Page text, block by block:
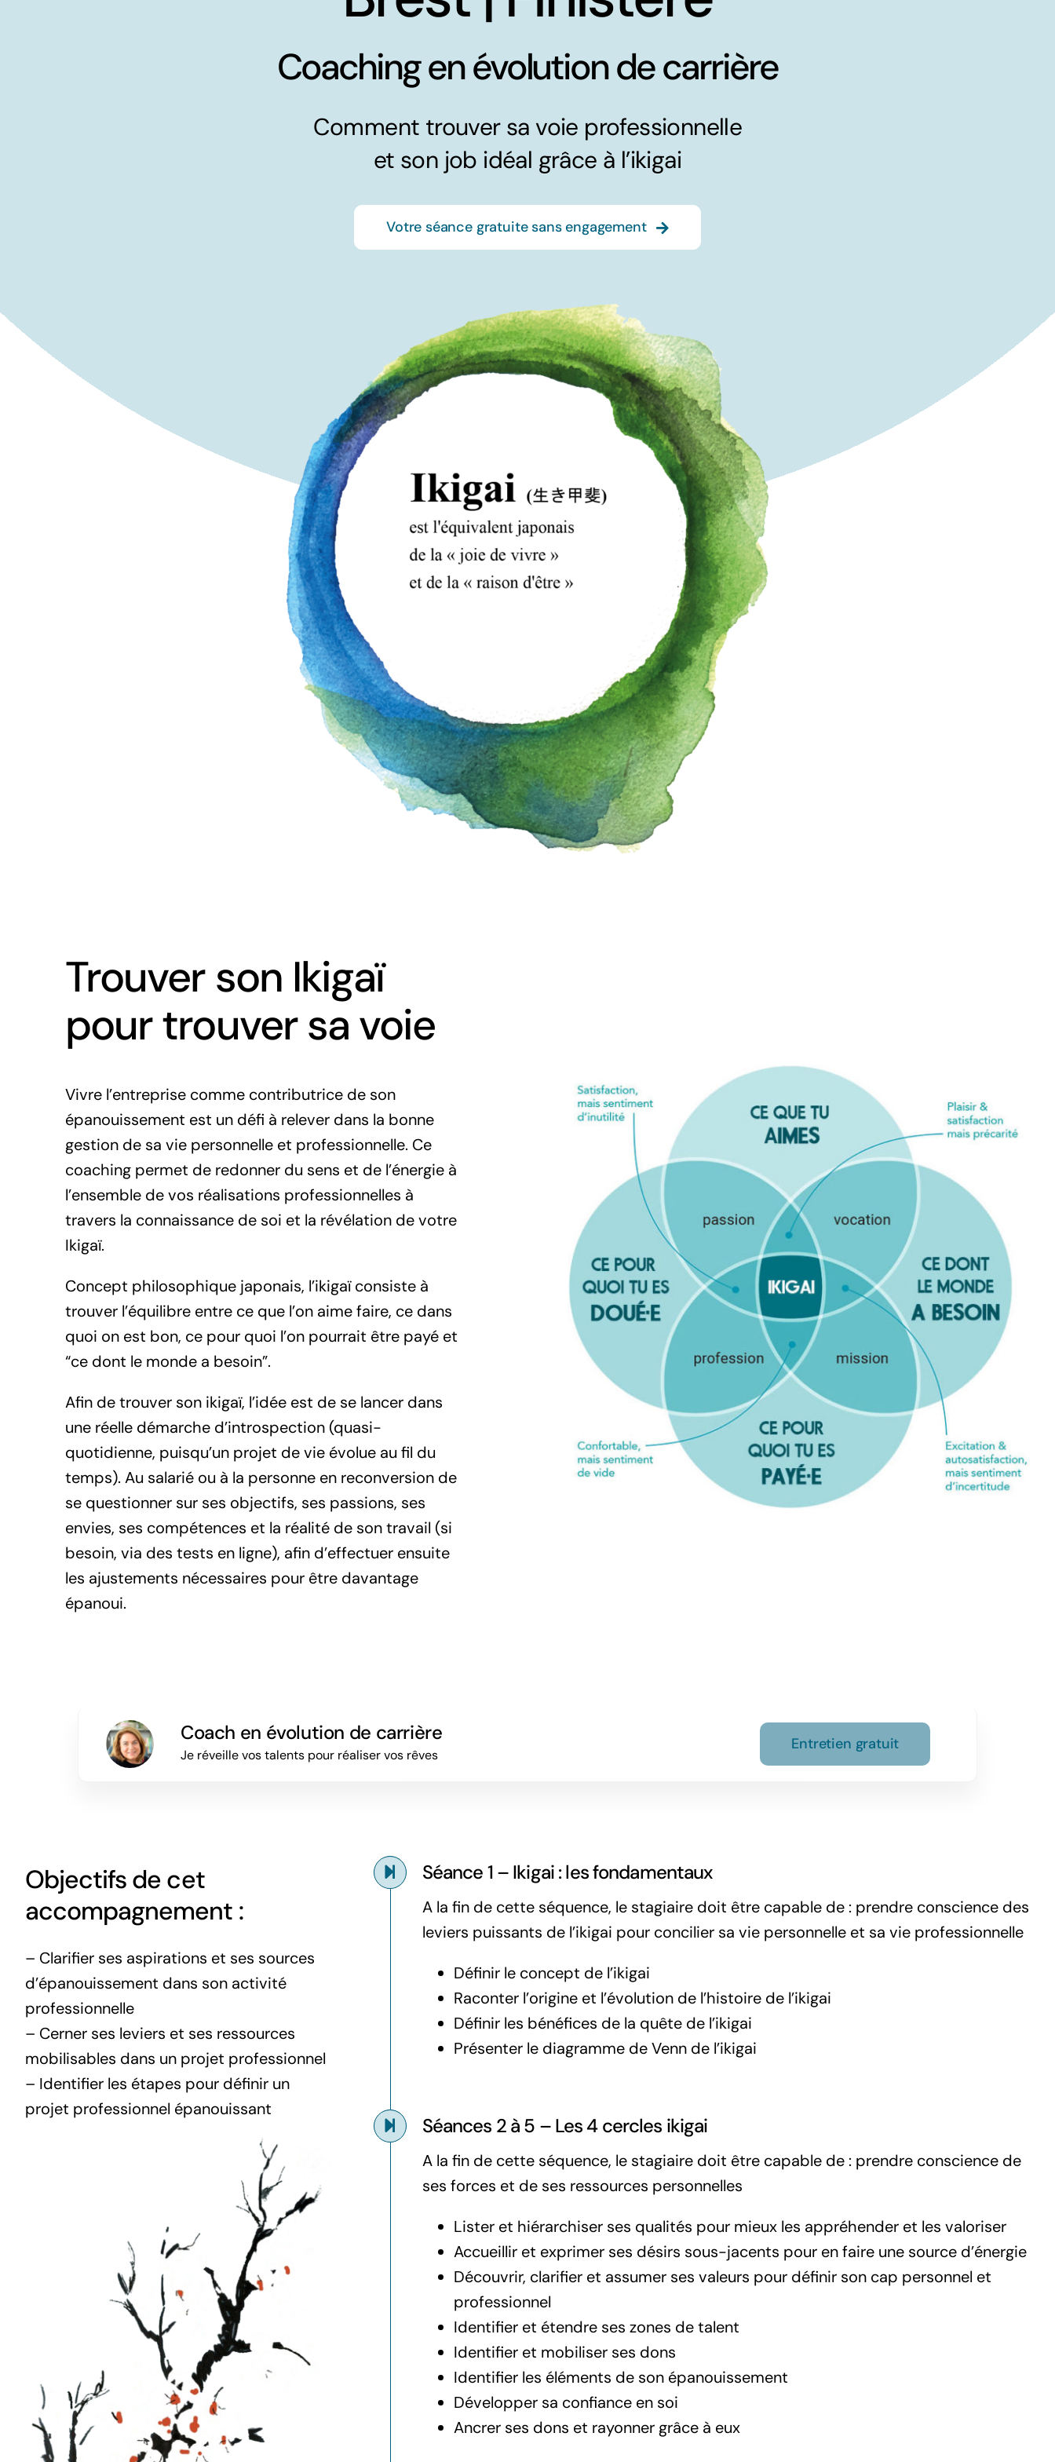
Coaching en évolution de carrière
Comment trouver sa voie professionnelle
et son job idéal grâce à l’ikigai
Votre séance gratuite sans engagement
Trouver son Ikigaï
pour trouver sa voie
Vivre l’entreprise comme contributrice de son
épanouissement est un défi à relever dans la bonne
gestion de sa vie personnelle et professionnelle. Ce
coaching permet de redonner du sens et de l’énergie à
l’ensemble de vos réalisations professionnelles à
travers la connaissance de soi et la révélation de votre
Ikigaï.
Concept philosophique japonais, l’ikigaï consiste à
trouver l’équilibre entre ce que l’on aime faire, ce dans
quoi on est bon, ce pour quoi l’on pourrait être payé et
“ce dont le monde a besoin”.
Afin de trouver son ikigaï, l’idée est de se lancer dans
une réelle démarche d’introspection (quasi-
quotidienne, puisqu’un projet de vie évolue au fil du
temps). Au salarié ou à la personne en reconversion de
se questionner sur ses objectifs, ses passions, ses
envies, ses compétences et la réalité de son travail (si
besoin, via des tests en ligne), afin d’effectuer ensuite
les ajustements nécessaires pour être davantage
épanoui.
Coach en évolution de carrière
Je réveille vos talents pour réaliser vos rêves
Entretien gratuit
Objectifs de cet
accompagnement :
– Clarifier ses aspirations et ses sources
d’épanouissement dans son activité
professionnelle
– Cerner ses leviers et ses ressources
mobilisables dans un projet professionnel
– Identifier les étapes pour définir un
projet professionnel épanouissant
Séance 1 – Ikigai : les fondamentaux
A la fin de cette séquence, le stagiaire doit être capable de : prendre conscience des
leviers puissants de l’ikigai pour concilier sa vie personnelle et sa vie professionnelle
Définir le concept de l’ikigai
Raconter l’origine et l’évolution de l’histoire de l’ikigai
Définir les bénéfices de la quête de l’ikigai
Présenter le diagramme de Venn de l’ikigai
Séances 2 à 5 – Les 4 cercles ikigai
A la fin de cette séquence, le stagiaire doit être capable de : prendre conscience de
ses forces et de ses ressources personnelles
Lister et hiérarchiser ses qualités pour mieux les appréhender et les valoriser
Accueillir et exprimer ses désirs sous-jacents pour en faire une source d’énergie
Découvrir, clarifier et assumer ses valeurs pour définir son cap personnel et
professionnel
Identifier et étendre ses zones de talent
Identifier et mobiliser ses dons
Identifier les éléments de son épanouissement
Développer sa confiance en soi
Ancrer ses dons et rayonner grâce à eux